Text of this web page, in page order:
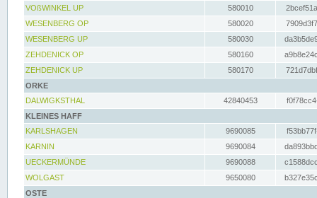
VOßWINKEL UP
580010
WESENBERG OP
580020
WESENBERG UP
580030
ZEHDENICK OP
580160
ZEHDENICK UP
580170
ORKE
DALWIGKSTHAL
42840453
KLEINES HAFF
KARLSHAGEN
9690085
KARNIN
9690084
UECKERMÜNDE
9690088
WOLGAST
9650080
OSTE